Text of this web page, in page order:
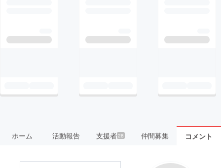
ホーム 活動報告 支援者28 仲間募集 コメント